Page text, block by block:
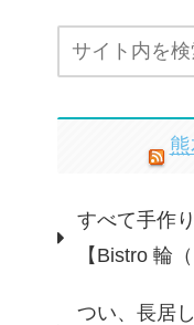
すべて手作
【Bistro 輪
つい、長居